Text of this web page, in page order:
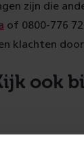
zijn die
of 0800-776
klachten
ook